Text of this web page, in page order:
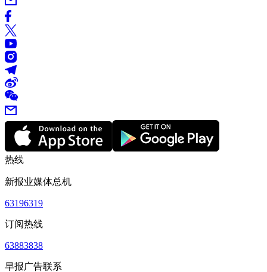
热线
新报业媒体总机
63196319
订阅热线
63883838
早报广告联系